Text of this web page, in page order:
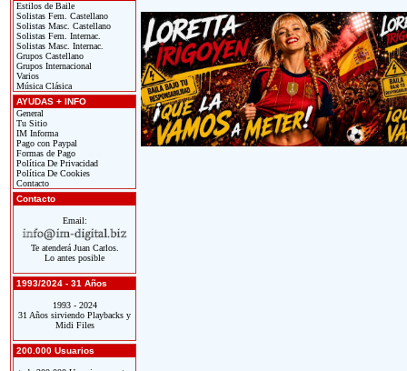
Estilos de Baile
Solistas Fem. Castellano
Solistas Masc. Castellano
Solistas Fem. Internac.
Solistas Masc. Internac.
Grupos Castellano
Grupos Internacional
Varios
Música Clásica
AYUDAS + INFO
General
Tu Sitio
IM Informa
Pago con Paypal
Formas de Pago
Política De Privacidad
Política De Cookies
Contacto
Contacto
Email:
Te atenderá Juan Carlos.
Lo antes posible
1993/2024 - 31 Años
1993 - 2024
31 Años sirviendo Playbacks y
Midi Files
200.000 Usuarios